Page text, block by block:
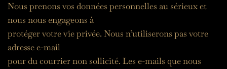
Nous prenons vos données personnelles au sérieux et
nous nous engageons à
protéger votre vie privée. Nous n’utiliserons pas votre
adresse e-mail
pour du courrier non sollicité. Les e-mails que nous